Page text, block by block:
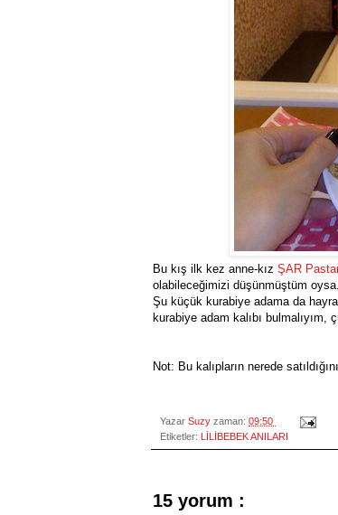
Bu kış ilk kez anne-kız ŞAR
olabileceğimizi düşünmüştüm
Şu küçük kurabiye adama da
kurabiye adam kalıbı
Not: Bu kalıpların nerede
Yazar Suzy zaman: 09:50
Etiketler: LİLİBEBEK ANILARI
15 yorum :